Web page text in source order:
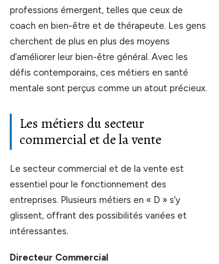
professions émergent, telles que ceux de
coach en bien-être et de thérapeute. Les gens
cherchent de plus en plus des moyens
d’améliorer leur bien-être général. Avec les
défis contemporains, ces métiers en santé
mentale sont perçus comme un atout précieux.
Les métiers du secteur
commercial et de la vente
Le secteur commercial et de la vente est
essentiel pour le fonctionnement des
entreprises. Plusieurs métiers en « D » s’y
glissent, offrant des possibilités variées et
intéressantes.
Directeur Commercial